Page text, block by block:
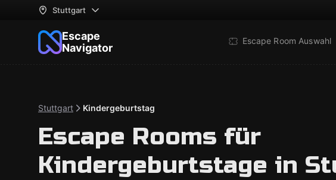
Stuttgart
Escape
Navigator
Escape Room Auswahl
Stuttgart Kindergeburtstag
Escape Rooms für
Kindergeburtstage in